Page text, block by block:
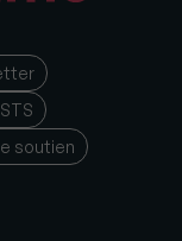
soutien